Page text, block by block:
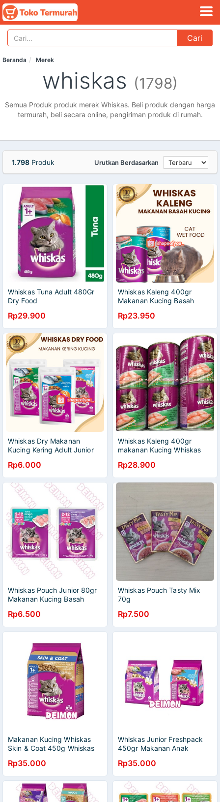
Cari
Beranda Merek
whiskas (1798)
Semua Produk produk merek Whiskas. Beli produk dengan harga
termurah, beli secara online, pengiriman produk di rumah.
1.798 Produk Urutkan Berdasarkan
Whiskas Tuna Adult 480Gr
Dry Food
Rp29.900
Whiskas Kaleng 400gr
Makanan Kucing Basah
Can
Rp23.950
Whiskas Dry Makanan
Kucing Kering Adult Junior
Kering Kucing Hemat
Rp6.000
Whiskas Kaleng 400gr
makanan Kucing Whiskas
Rp28.900
Whiskas Pouch Junior 80gr
Makanan Kucing Basah
Rp6.500
Whiskas Pouch Tasty Mix
70g
Rp7.500
Makanan Kucing Whiskas
Skin & Coat 450g Whiskas
Rp35.000
Whiskas Junior Freshpack
450gr Makanan Anak
Rp35.000